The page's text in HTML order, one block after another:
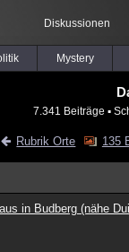
Diskussionen
Mystery
7.341 Beiträge ▪
Rubrik Orte 135
in Budberg (nähe